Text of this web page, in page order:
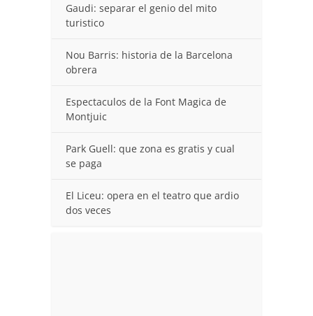
Gaudi: separar el genio del mito
turistico
Nou Barris: historia de la Barcelona
obrera
Espectaculos de la Font Magica de
Montjuic
Park Guell: que zona es gratis y cual
se paga
El Liceu: opera en el teatro que ardio
dos veces